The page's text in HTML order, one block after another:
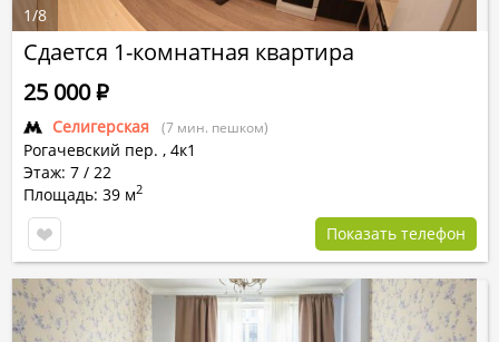
Сдается 1-комнатная квартира
Селигерская (7 мин. пешком)
Рогачевский пер. , 4к1
Этаж: 7 / 22
Площадь: 39 м2
25 000Р
Показать телефон
1/8